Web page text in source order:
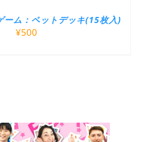
ーム：ペットデッキ(15枚入)
¥500